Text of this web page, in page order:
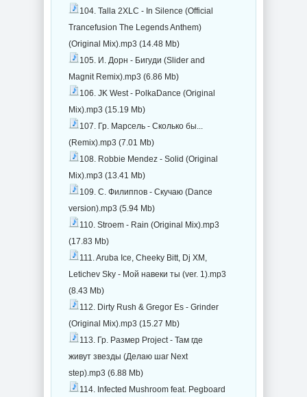
104. Talla 2XLC - In Silence (Official
Trancefusion The Legends Anthem)
(Original Mix).mp3 (14.48 Mb)
105. И. Дорн - Бигуди (Slider and
Magnit Remix).mp3 (6.86 Mb)
106. JK West - PolkaDance (Original
Mix).mp3 (15.19 Mb)
107. Гр. Марсель - Сколько бы...
(Remix).mp3 (7.01 Mb)
108. Robbie Mendez - Solid (Original
Mix).mp3 (13.41 Mb)
109. С. Филиппов - Скучаю (Dance
version).mp3 (5.94 Mb)
110. Stroem - Rain (Original Mix).mp3
(17.83 Mb)
111. Aruba Ice, Cheeky Bitt, Dj XM,
Letichev Sky - Мой навеки ты (ver. 1).mp3
(8.43 Mb)
112. Dirty Rush & Gregor Es - Grinder
(Original Mix).mp3 (15.27 Mb)
113. Гр. Размер Project - Там где
живут звезды (Делаю шаг Next
step).mp3 (6.88 Mb)
114. Infected Mushroom feat. Pegboard